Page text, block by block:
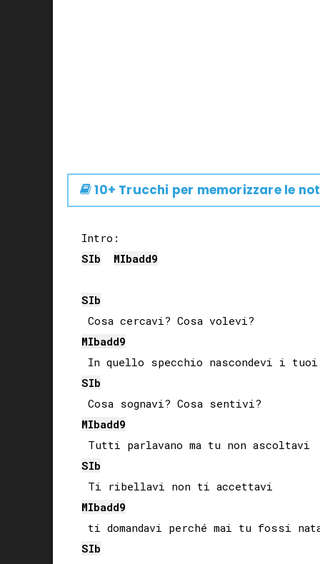
10+ Trucchi per memorizzare le
SIb
MIbadd9
SIb
MIbadd9
SIb
MIbadd9
SIb
MIbadd9
SIb